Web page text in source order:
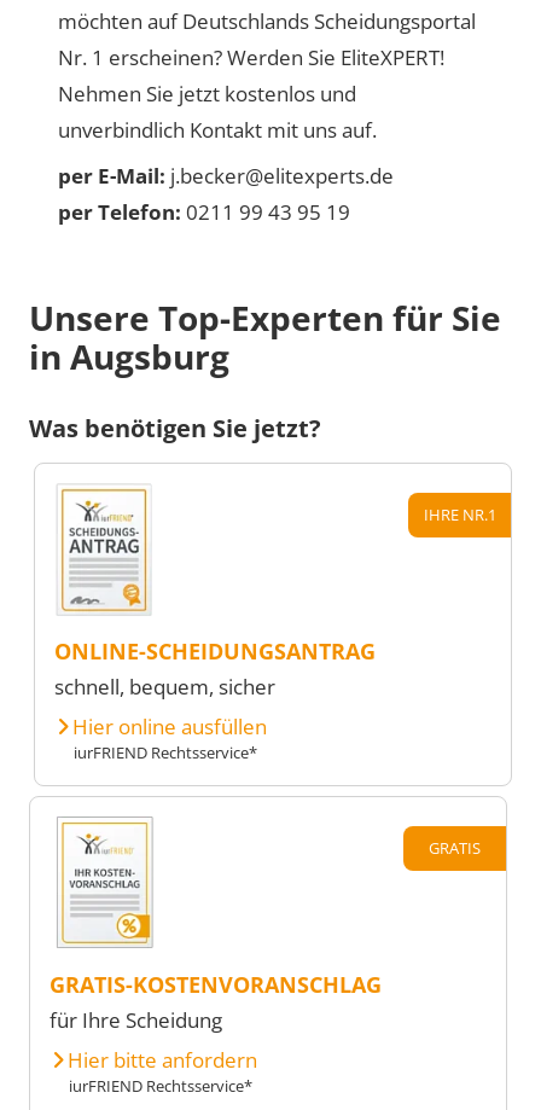
möchten auf Deutschlands Scheidungsportal
Nr. 1 erscheinen? Werden Sie EliteXPERT!
Nehmen Sie jetzt kostenlos und
unverbindlich Kontakt mit uns auf.
per E-Mail: j.becker@elitexperts.de
per Telefon: 0211 99 43 95 19
Unsere Top-Experten für Sie
in Augsburg
Was benötigen Sie jetzt?
IHRE NR.1
ONLINE-SCHEIDUNGSANTRAG
schnell, bequem, sicher
Hier online ausfüllen
iurFRIEND Rechtsservice*
GRATIS
GRATIS-KOSTENVORANSCHLAG
für Ihre Scheidung
Hier bitte anfordern
iurFRIEND Rechtsservice*